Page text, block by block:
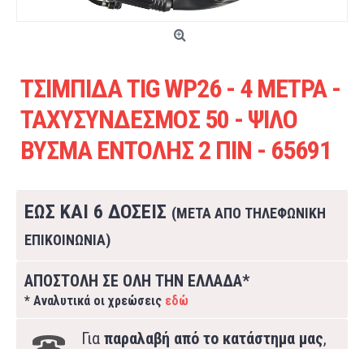
ΤΣΙΜΠΙΔΑ TIG WP26 - 4 ΜΕΤΡΑ -
ΤΑΧΥΣΥΝΔΕΣΜΟΣ 50 - ΨΙΛΟ
ΒΥΣΜΑ ΕΝΤΟΛΗΣ 2 ΠΙΝ - 65691
ΕΩΣ ΚΑΙ 6 ΔΟΣΕΙΣ (ΜΕΤΑ ΑΠΟ ΤΗΛΕΦΩΝΙΚΗ
ΕΠΙΚΟΙΝΩΝΙΑ)
ΑΠΟΣΤΟΛΗ ΣΕ ΟΛΗ ΤΗΝ ΕΛΛΑΔΑ*
* Αναλυτικά οι χρεώσεις εδώ
Για παραλαβή από το κατάστημα μας,